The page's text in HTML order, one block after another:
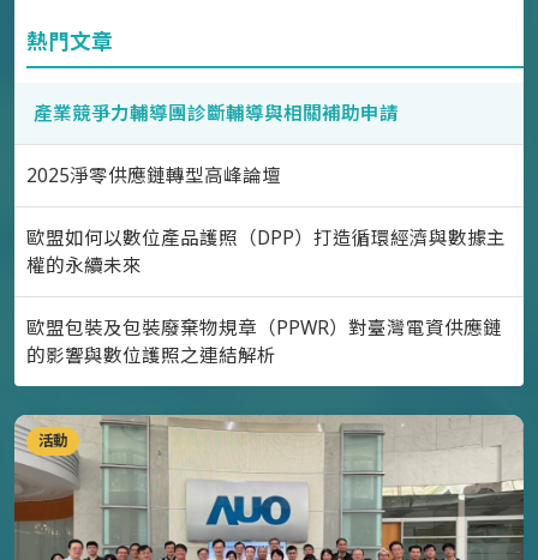
熱門文章
產業競爭力輔導團診斷輔導與相關補助申請
2025淨零供應鏈轉型高峰論壇
歐盟如何以數位產品護照（DPP）打造循環經濟與數據主
權的永續未來
歐盟包裝及包裝廢棄物規章（PPWR）對臺灣電資供應鏈
的影響與數位護照之連結解析
活動